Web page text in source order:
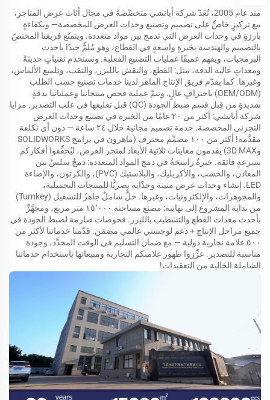
منذ عام 2005، تُعَدّ شركة أباتشي متخصِّصةً في مجال أثاث عرض المتاجر،
مع تركيزٍ خاصٍّ على تصميم وتصنيع وحدات العرض المخصصة— وبكفاءةٍ
بارزةٍ في وحدات العرض التي تدمج بين مواد متعددة. ويتمتّع فريقنا المختصّ
بالتصميم والهندسة بخبرةٍ واسعةٍ في القطاع، وهو مُلمٌّ جيدًا بأحدث
البرمجيات، ويفهم عميقًا عمليات التصنيع الفعلية. ونستخدم تقنياتٍ حديثةً
ومعداتٍ عالية الدقة، مثل: القطع، والنقش بالليزر، والثقب، وتلميع الألماس،
وغيرها. كما يقدّم فريق الإنتاج الماهر لدينا خدمات تصنيع حسب الطلب
(OEM/ODM) باحترافٍ عالٍ. وتتمّ عملية فحص منتجاتنا وعملياتنا بدقةٍ
شديدةٍ من قِبل قسم ضبط الجودة (QC) قبل تغليفها في علب التصدير. مزايا
شركة أباتشي: أكثر من ٢٠ عامًا من الخبرة في تصنيع وحدات العرض
التجزئي المخصصة. خدمة تصميم مجانية خلال ٢٤ ساعة — دون أي تكلفة
مقدَّمة! أكثر من ١٠٠ مصمِّم محترف (ماهرون في برامج SOLIDWORKS
و3D MAX) يقدمون معاينات ثلاثية الأبعاد لمتجر العرض، ليُحقِّقوا أفكاركم
بسرعةٍ فائقة. خبرةٌ راسخةٌ في دمج المواد المتعددة: دمجٌ سلسٌ بين
المعادن، والخشب، والأكريليك، والبلاستيك (PVC)، والكرتون، والإضاءة
LED. إنشاء وحدات عرض متينة وجذّابة بصريًّا للمنتجات التجميلية،
والمجوهرات، والإلكترونيات، وغيرها. حلٌّ شاملٌ جاهزٌ للتشغيل (Turnkey)
من بداية المشروع إلى نهايته: مصنع مساحته ١٥٬٠٠٠ متر مربع، ومجهَّزٌ
بأحدث معدات القطع والتشطيب بالليزر. فحوصات صارمة لضبط الجودة في
جميع مراحل الإنتاج + دعم لوجستي عالمي مضمَن. قدّمنا خدماتنا لأكثر من
٥٠٠ علامة تجارية دولية — مع ضمان التسليم في الوقت المحدَّد، وجودة
مناسبة للتصدير. عزِّزوا ظهور علامتكم التجارية ومبيعاتها باستخدام خدماتنا
الشاملة الخالية من التعقيدات!